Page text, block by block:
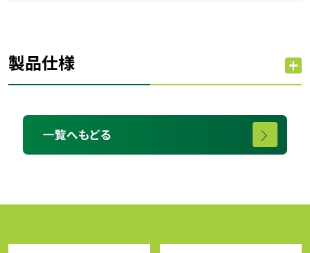
製品仕様
一覧へもどる